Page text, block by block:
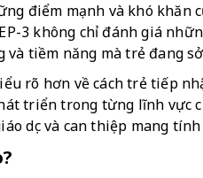
điểm mạnh và khó khăn
3 không chỉ đánh giá
tiềm năng mà trẻ đang
rõ hơn về cách trẻ tiếp
triển trong từng lĩnh vực
dục và can thiệp mang